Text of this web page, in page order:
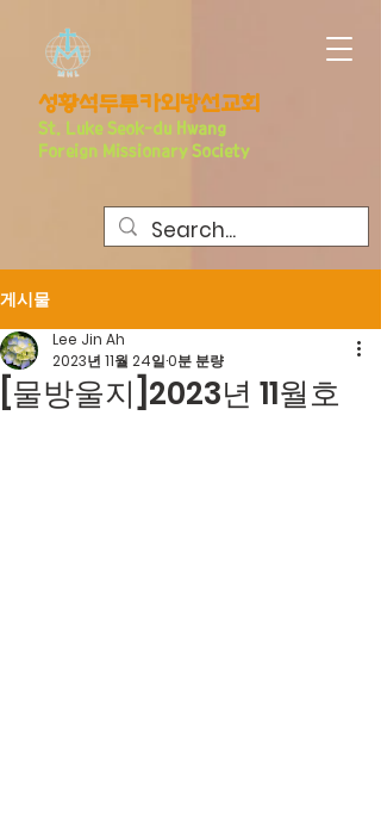
​성황석두루카외방선교회
St. Luke Seo k-du Hwang
Foreign Missionary Society
게시물
[물방울지]2023년 11월호
Lee Jin Ah
2023년 11월 24일0분 분량